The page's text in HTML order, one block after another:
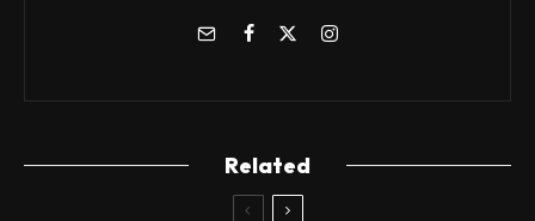
Related